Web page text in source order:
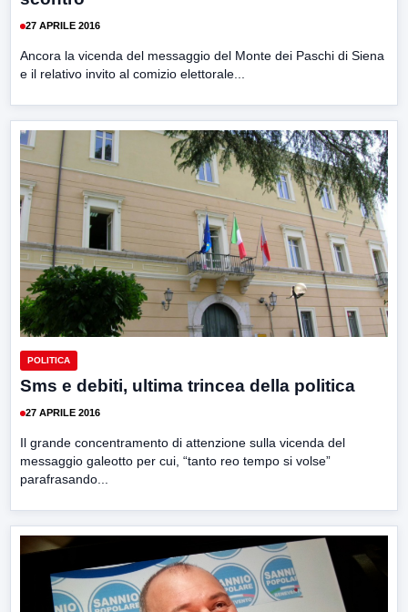
27 APRILE 2016
Ancora la vicenda del messaggio del Monte dei Paschi di Siena
e il relativo invito al comizio elettorale...
POLITICA
Sms e debiti, ultima trincea della politica
27 APRILE 2016
Il grande concentramento di attenzione sulla vicenda del
messaggio galeotto per cui, “tanto reo tempo si volse”
parafrasando...